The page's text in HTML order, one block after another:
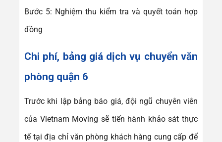
Bước 5: Nghiệm thu kiểm tra và quyết toán hợp
đồng
Chi phí, bảng giá dịch vụ chuyển văn
phòng quận 6
Trước khi lập bảng báo giá, đội ngũ chuyên viên
của Vietnam Moving sẽ tiến hành khảo sát thực
tế tại địa chỉ văn phòng khách hàng cung cấp để